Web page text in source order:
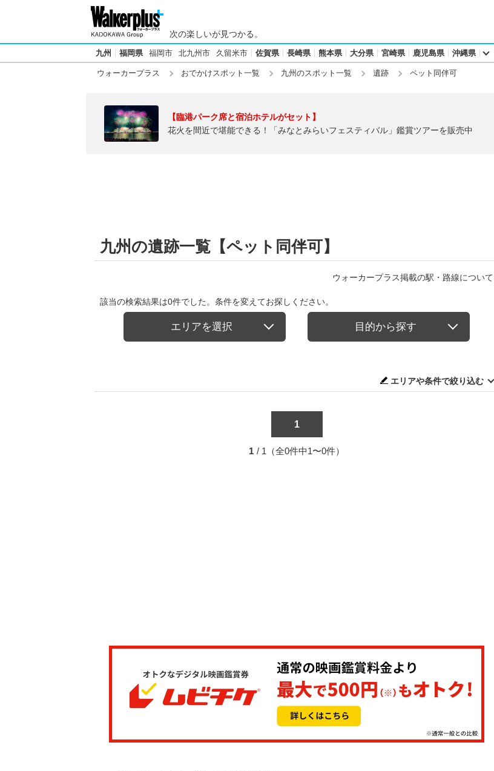
次の楽しいが見つかる。
九州 福岡県 福岡市 北九州市 久留米市 佐賀県 長崎県 熊本県 大分県 宮崎県 鹿児島県 沖縄県
ウォーカープラス おでかけスポット一覧 九州のスポット一覧 遺跡 ペット同伴可
【臨港パーク席と宿泊ホテルがセット】
花火を間近で堪能できる！「みなとみらいフェスティバル」鑑賞ツアーを販売中
九州の遺跡一覧【ペット同伴可】
ウォーカープラス掲載の駅・路線について
該当の検索結果は0件でした。条件を変えてお探しください。
エリアを選択 目的から探す
エリアや条件で絞り込む
1
1 / 1（全0件中1〜0件）